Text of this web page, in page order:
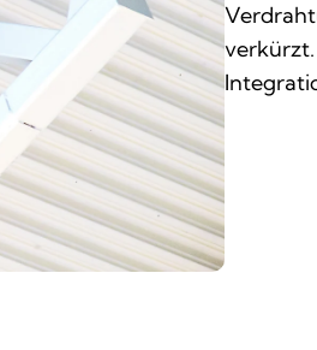
verkürzt.